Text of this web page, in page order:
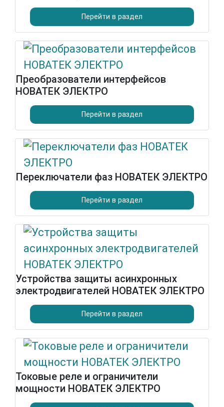
Перейти в раздел
Преобразователи интерфейсов
НОВАТЕК ЭЛЕКТРО
Перейти в раздел
Переключатели фаз НОВАТЕК ЭЛЕКТРО
Перейти в раздел
Устройства защиты асинхронных
электродвигателей НОВАТЕК ЭЛЕКТРО
Перейти в раздел
Токовые реле и ограничители
мощности НОВАТЕК ЭЛЕКТРО